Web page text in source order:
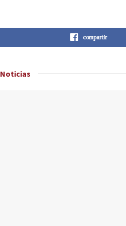
compartir
Noticias